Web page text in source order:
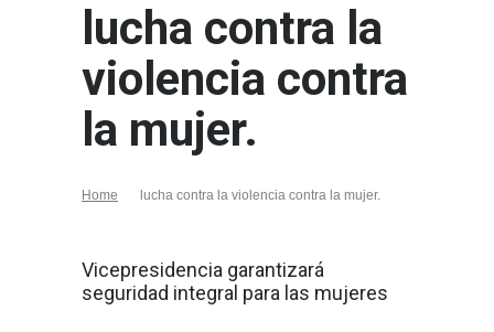
lucha contra la
violencia contra
la mujer.
Home lucha contra la violencia contra la mujer.
Vicepresidencia garantizará
seguridad integral para las mujeres